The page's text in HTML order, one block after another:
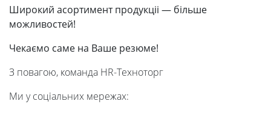
Широкий асортимент продукціі — більше
можливостей!
Чекаємо саме на Ваше резюме!
З повагою, команда HR-Техноторг
Ми у соціальних мережах: